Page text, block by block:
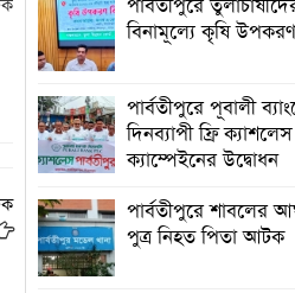
গণঅভ্যুত্থানের অর্জন আজ
মাফিয়া ও দুর্বৃত্তায়নের খপ্পরে : আবু
টিপু
রাঙামাটিতে “ফিরে দেখা রক্তঝরা
আগস্ট প্রত্যাশা আর প্রাপ্তি শীর্ষক
“কথকতা” অনুষ্ঠান অনুষ্ঠিত
ছুটির রাতে খোলা ভূমি অফিস,
তহশিলদার
পার্বতীপুরে
বিনামূল্যে কৃষি
পার্বতীপুরে পূবালী
দিনব্যাপী ফ্রি ক্যাশলেস
ক্যাম্পেইনের উদ্বোধন
পার্বতীপুরে শাবলের
পুত্র নিহত পিতা আটক